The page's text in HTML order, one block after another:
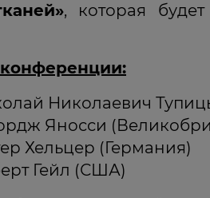
, которая
Николаевич
Яносси
Хельцер (Германия)
Гейл (США)